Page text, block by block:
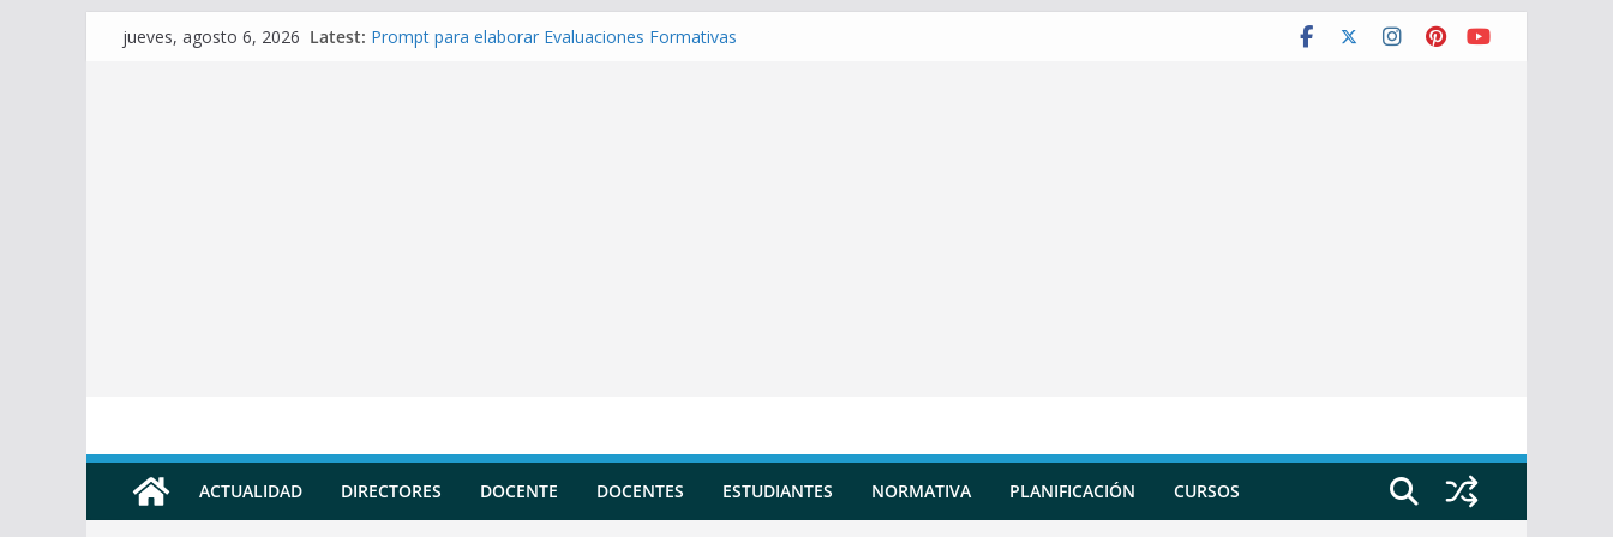
jueves, agosto 6, 2026 Latest: Prompt para elaborar Evaluaciones Formativas
ACTUALIDAD DIRECTORES DOCENTE DOCENTES ESTUDIANTES NORMATIVA PLANIFICACIÓN CURSOS